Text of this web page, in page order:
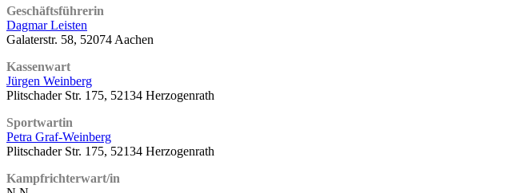
Geschäftsführerin
Dagmar Leisten
Galaterstr. 58, 52074 Aachen
Kassenwart
Jürgen Weinberg
Plitschader Str. 175, 52134 Herzogenrath
Sportwartin
Petra Graf-Weinberg
Plitschader Str. 175, 52134 Herzogenrath
Kampfrichterwart/in